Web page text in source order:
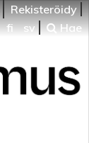
Rekisteröidy
fi sv Hae